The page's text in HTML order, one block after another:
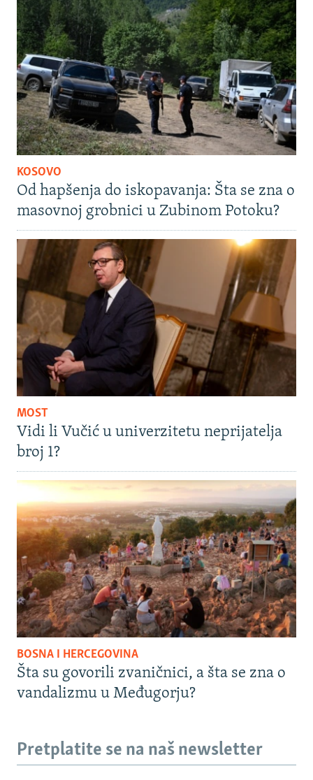
KOSOVO
Od hapšenja do iskopavanja: Šta se zna o
masovnoj grobnici u Zubinom Potoku?
MOST
Vidi li Vučić u univerzitetu neprijatelja
broj 1?
BOSNA I HERCEGOVINA
Šta su govorili zvaničnici, a šta se zna o
vandalizmu u Međugorju?
Pretplatite se na naš newsletter